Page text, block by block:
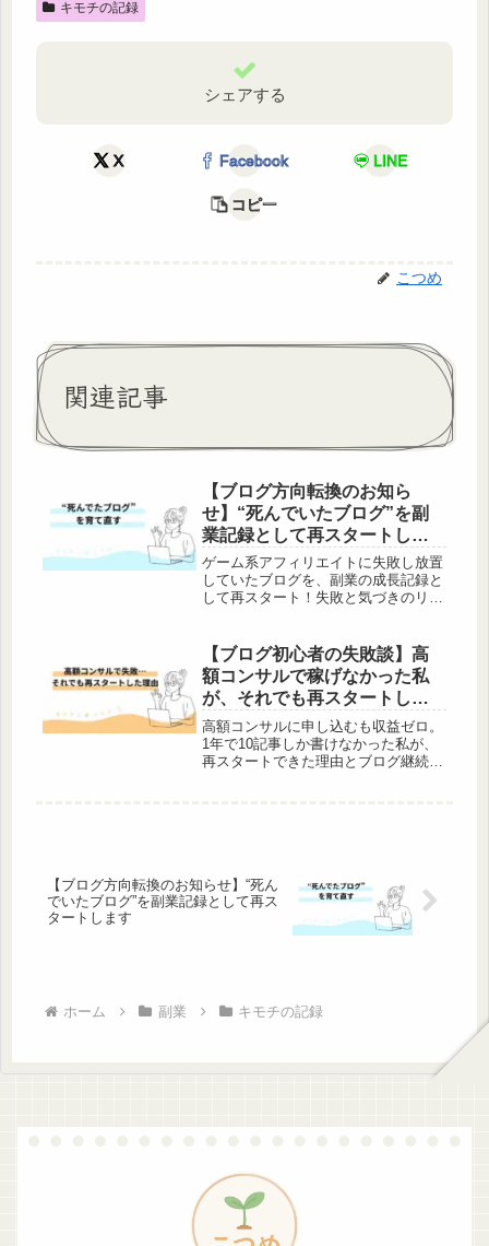
キモチの記録
シェアする
X Facebook LINE
コピー
こつめ
関連記事
【ブログ方向転換のお知ら
せ】“死んでいたブログ”を副
業記録として再スタートしま
す
ゲーム系アフィリエイトに失敗し放置
していたブログを、副業の成長記録と
して再スタート！失敗と気づきのリア
【ブログ初心者の失敗談】高
額コンサルで稼げなかった私
が、それでも再スタートした
理由
高額コンサルに申し込むも収益ゼロ。
1年で10記事しか書けなかった私が、
再スタートできた理由とブログ継続の
【ブログ方向転換のお知らせ】“死ん
でいたブログ”を副業記録として再ス
タートします
ホーム 副業 キモチの記録